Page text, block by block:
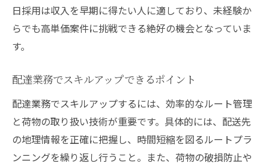
日採用は収入を早期に得たい人に適しており、未経験か
らでも高単価案件に挑戦できる絶好の機会となっていま
す。
配達業務でスキルアップできるポイント
配達業務でスキルアップするには、効率的なルート管理
と荷物の取り扱い技術が重要です。具体的には、配送先
の地理情報を正確に把握し、時間短縮を図るルートプラ
ンニングを繰り返し行うこと。また、荷物の破損防止や